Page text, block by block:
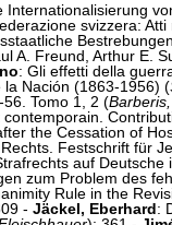
Internationalisierung
svizzera:
A. Freund, Arthur E.
: Gli effetti della
Nación (1863-1956) (
Tomo 1, 2 (
contemporain.
the Cessation of
Festschrift für
auf
zum Problem des
Rule in the
- Jäckel, Eberhard: